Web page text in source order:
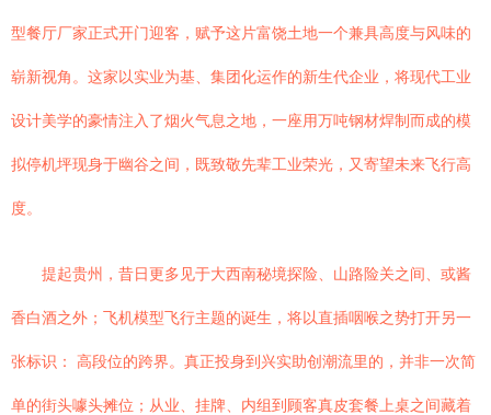
型餐厅厂家正式开门迎客，赋予这片富饶土地一个兼具高度与风味的
崭新视角。这家以实业为基、集团化运作的新生代企业，将现代工业
设计美学的豪情注入了烟火气息之地，一座用万吨钢材焊制而成的模
拟停机坪现身于幽谷之间，既致敬先辈工业荣光，又寄望未来飞行高
度。
提起贵州，昔日更多见于大西南秘境探险、山路险关之间、或酱
香白酒之外；飞机模型飞行主题的诞生，将以直插咽喉之势打开另一
张标识： 高段位的跨界。真正投身到兴实助创潮流里的，并非一次简
单的街头噱头摊位；从业、挂牌、内组到顾客真皮套餐上桌之间藏着